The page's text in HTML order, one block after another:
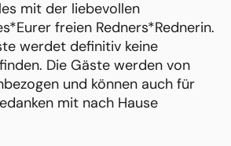
mit der liebevollen
freien Redners*Rednerin.
werdet definitiv keine
Die Gäste werden von
und können auch für
mit nach Hause